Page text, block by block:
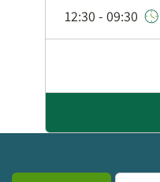
09:30 - 12:30